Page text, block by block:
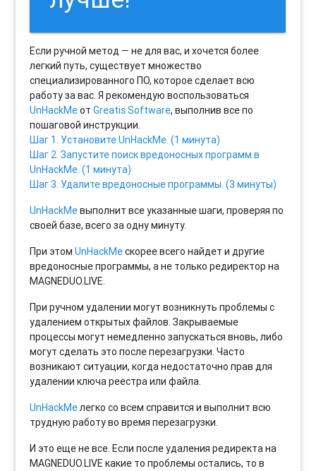
Если ручной метод — не для вас, и хочется более
легкий путь, существует множество
специализированного ПО, которое сделает всю
работу за вас. Я рекомендую воспользоваться
UnHackMeотGreatis Software, выполнив все по
пошаговой инструкции.
Шаг 1. Установите UnHackMe. (1 минута)
Шаг 2. Запустите поиск вредоносных программ в
UnHackMe. (1 минута)
Шаг 3. Удалите вредоносные программы. (3 минуты)
UnHackMeвыполнит все указанные шаги, проверяя по
своей базе, всего за одну минуту.
При этомUnHackMeскорее всего найдет и другие
вредоносные программы, а не только редиректор на
MAGNEDUO.LIVE.
При ручном удалении могут возникнуть проблемы с
удалением открытых файлов. Закрываемые
процессы могут немедленно запускаться вновь, либо
могут сделать это после перезагрузки. Часто
возникают ситуации, когда недостаточно прав для
удалении ключа реестра или файла.
UnHackMeлегко со всем справится и выполнит всю
трудную работу во время перезагрузки.
И это еще не все. Если после удаления редиректа на
MAGNEDUO.LIVE какие то проблемы остались, то в